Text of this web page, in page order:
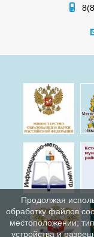
Продолжая
обработку файлов
местоположении;
устройства и